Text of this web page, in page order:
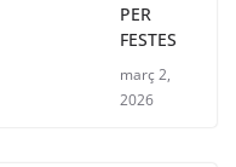
PER
FESTES
març 2,
2026